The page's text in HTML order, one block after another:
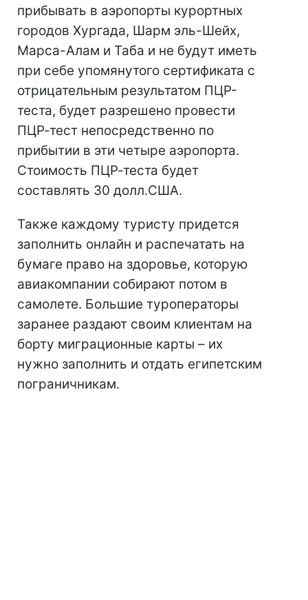
прибывать в аэропорты курортных
городов Хургада, Шарм эль-Шейх,
Марса-Алам и Таба и не будут иметь
при себе упомянутого сертификата с
отрицательным результатом ПЦР-
теста, будет разрешено провести
ПЦР-тест непосредственно по
прибытии в эти четыре аэропорта.
Стоимость ПЦР-теста будет
составлять 30 долл.США.
Также каждому туристу придется
заполнить онлайн и распечатать на
бумаге право на здоровье, которую
авиакомпании собирают потом в
самолете. Большие туроператоры
заранее раздают своим клиентам на
борту миграционные карты – их
нужно заполнить и отдать египетским
пограничникам.